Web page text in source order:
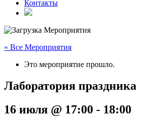
Контакты
« Все Мероприятия
Это мероприятие прошло.
Лаборатория праздника
16 июля @ 17:00 - 18:00